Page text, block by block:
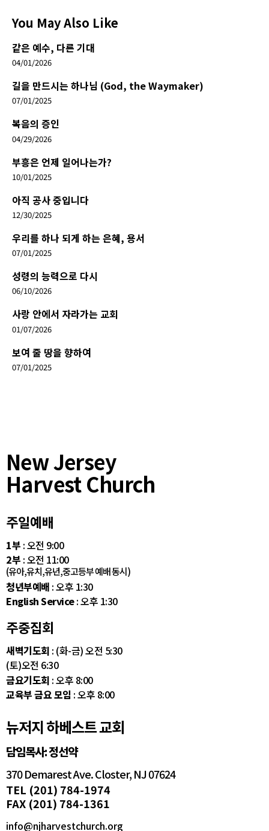
You May Also Like
같은 예수, 다른 기대
04/01/2026
길을 만드시는 하나님 (God, the Waymaker)
07/01/2025
복음의 증인
04/29/2026
부흥은 언제 일어나는가?
10/01/2025
아직 공사 중입니다
12/30/2025
우리를 하나 되게 하는 은혜, 용서
07/01/2025
성령의 능력으로 다시
06/10/2026
사랑 안에서 자라가는 교회
01/07/2026
보여 줄 땅을 향하여
07/01/2025
New Jersey
Harvest Church
주일예배
1부 : 오전 9:00
2부 : 오전 11:00
(유아,유치,유년,중고등부 예배 동시)
청년부예배 : 오후 1:30
English Service: 오후 1:30
주중집회
새벽기도회 : (화-금) 오전 5:30
(토)오전 6:30
금요기도회 : 오후 8:00
교육부 금요 모임 : 오후 8:00
뉴저지 하베스트 교회
담임목사: 정선약
370 Demarest Ave. Closter, NJ 07624
TEL (201) 784-1974
FAX (201) 784-1361
info@njharvestchurch.org